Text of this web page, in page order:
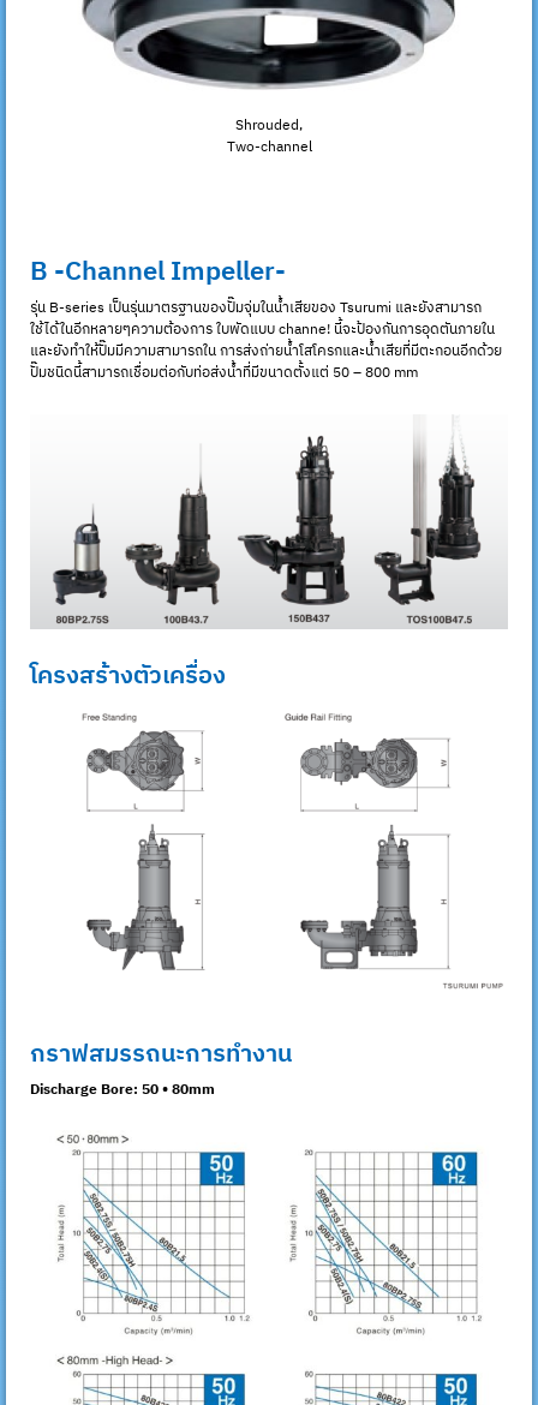
Shrouded,
Two-channel
B -Channel Impeller-
รุ่น B-series เป็นรุ่นมาตรฐานของปั๊มจุ่มในน้ำเสียของ Tsurumi และยังสามารถ
ใช้ได้ในอีกหลายๆความต้องการ ใบพัดแบบ channe! นี้จะป้องกันการอุดตันภายใน
และยังทำให้ปั๊มมีความสามารถใน การส่งถ่ายน้ำโสโครกและน้ำเสียที่มีตะกอนอีกด้วย
ปั๊มชนิดนี้สามารถเชื่อมต่อกับท่อส่งน้ำที่มีขนาดตั้งแต่ 50 – 800 mm
โครงสร้างตัวเครื่อง
กราฟสมรรถนะการทำงาน
Discharge Bore: 50 • 80mm